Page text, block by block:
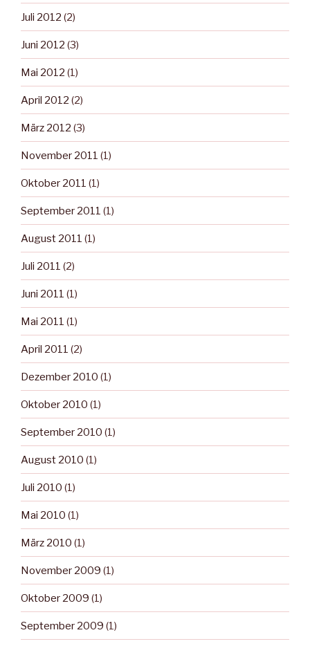
Juli 2012 (2)
Juni 2012 (3)
Mai 2012 (1)
April 2012 (2)
März 2012 (3)
November 2011 (1)
Oktober 2011 (1)
September 2011 (1)
August 2011 (1)
Juli 2011 (2)
Juni 2011 (1)
Mai 2011 (1)
April 2011 (2)
Dezember 2010 (1)
Oktober 2010 (1)
September 2010 (1)
August 2010 (1)
Juli 2010 (1)
Mai 2010 (1)
März 2010 (1)
November 2009 (1)
Oktober 2009 (1)
September 2009 (1)